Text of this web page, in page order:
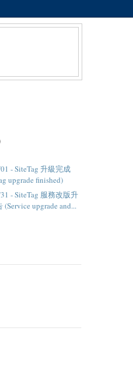
- SiteTag 升級完成
upgrade finished)
- SiteTag 服務改版升
(Service upgrade and...